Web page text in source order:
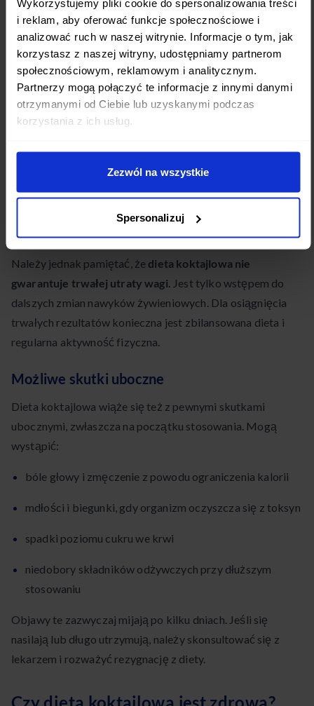
Wykorzystujemy pliki cookie do spersonalizowania treści
i reklam, aby oferować funkcje społecznościowe i
analizować ruch w naszej witrynie. Informacje o tym, jak
korzystasz z naszej witryny, udostępniamy partnerom
społecznościowym, reklamowym i analitycznym.
Partnerzy mogą połączyć te informacje z innymi danymi
otrzymanymi od Ciebie lub uzyskanymi podczas
korzystania z ich usług.
Zezwól na wszystkie
Spersonalizuj
Oczekiwane rezultaty
Stosowanie diety koktajlowej przez 1-2 tygodnie może
przynieść następujące efekty:
spadek masy ciała o 2-3 kg
poprawa funkcjonowania układu pokarmowego
wzrost energii i witalności
Należy jednak pamiętać, że dieta koktajlowa nie
gwarantuje trwałej utraty wagi. Jest tylko wstępem do
dalszych zmian nawyków żywieniowych. Dla osiągnięcia
trwałych rezultatów konieczna jest zbilansowana dieta i
regularna aktywność fizyczna.
Możliwe skutki uboczne
Dieta koktajlowa wiąże się też z pewnymi skutkami
ubocznymi, zwłaszcza na początku stosowania. Mogą
wystąpić:
bóle głowy i zmęczenie z powodu ograniczenia kalorii
mdłości i biegunki, gdy organizm oczyszcza się z toksyn
spadki poziomu cukru we krwi
niedobory składników odżywczych przy dłuższym
stosowaniu
Objawy te zazwyczaj mijają po kilku dniach. Jeśli się
nasilają lub długo utrzymują, należy skonsultować się z
lekarzem i rozważyć rezygnację z diety.